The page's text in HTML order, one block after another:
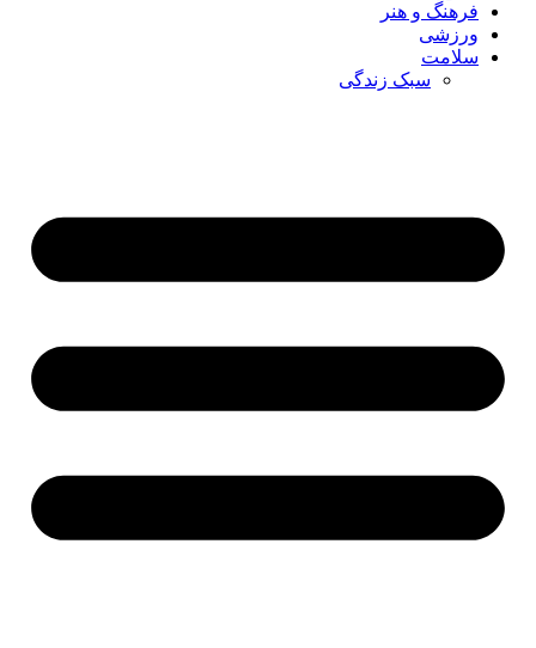
فرهنگ و هنر
ورزشی
سلامت
سبک زندگی